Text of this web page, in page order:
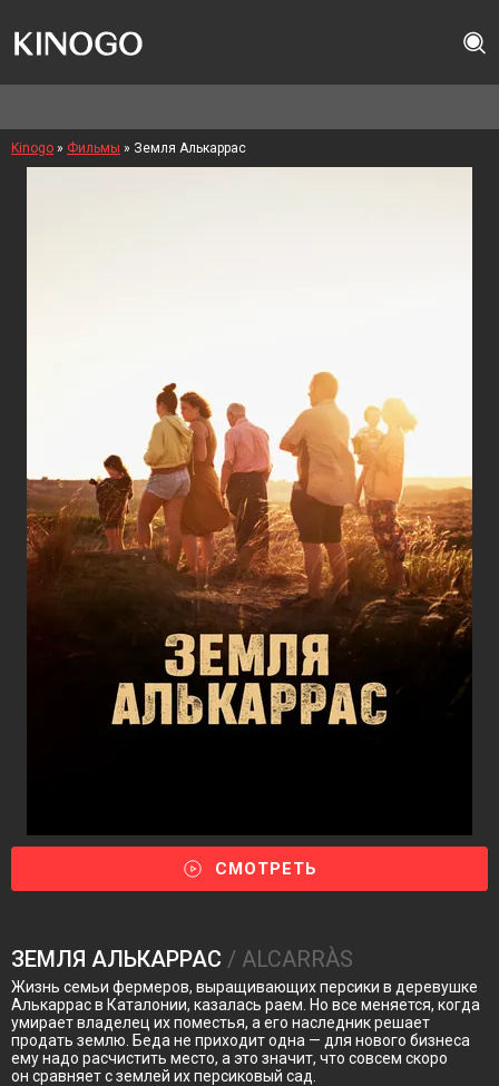
Kinogo » Фильмы » Земля Алькаррас
СМОТРЕТЬ
ЗЕМЛЯ АЛЬКАРРАС / ALCARRÀS
Жизнь семьи фермеров, выращивающих персики в деревушке
Алькаррас в Каталонии, казалась раем. Но все меняется, когда
умирает владелец их поместья, а его наследник решает
продать землю. Беда не приходит одна — для нового бизнеса
ему надо расчистить место, а это значит, что совсем скоро
он сравняет с землей их персиковый сад.